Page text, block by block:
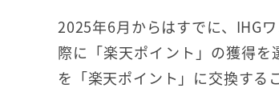
2025年6月からはすでに、IHG
際に「楽天ポイント」の獲得
を「楽天ポイント」に交換する